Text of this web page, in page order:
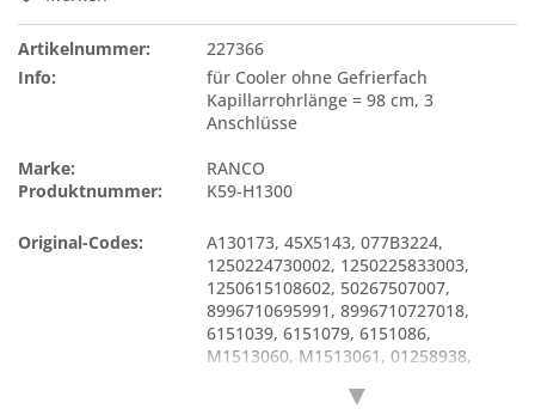
Artikelnummer:
227366
Info:
für Cooler ohne Gefrierfach
Kapillarrohrlänge = 98 cm, 3
Anschlüsse
Marke:
RANCO
Produktnummer:
K59-H1300
Original-Codes: A130173,45X5143,077B3224,
1250224730002, 1250225833003,
1250615108602, 50267507007,
8996710695991 ,8996710727018,
6151039,6151079,6151086,
M1513060, M1513061 ,01258938,
481227128059
▼